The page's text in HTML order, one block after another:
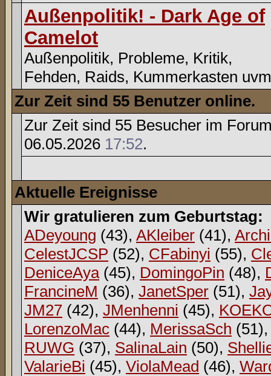
Außenpolitik! - Dark Age of
Camelot
Außenpolitik, Probleme, Kritik,
Fehden, Raids, Kummerkasten
Zur Zeit sind 55 Benutzer online.
Zur Zeit sind 55 Besucher im
06.05.2026 17:52.
Aktuelle Ereignisse
Wir gratulieren zum Geburtstag:
ADeyoung (43), AKleiber (41),
CelestJCSP (52), CFabinyi (55),
DeniceAya(45), DomingoPin (48),
FrancineM (36), JanetSper (51),
JM27 (42), JMenhenni (45),
LorenzoMac (44), MerissaSch
RUWG (37), SalinaLain (50),
ValarieBi (45), ViolaMead (46),